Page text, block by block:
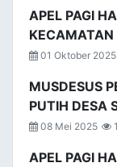
APEL PAGI
KECAMATAN
01 Oktober 2025
MUSDESUS
PUTIH DESA
08 Mei 2025
APEL PAGI